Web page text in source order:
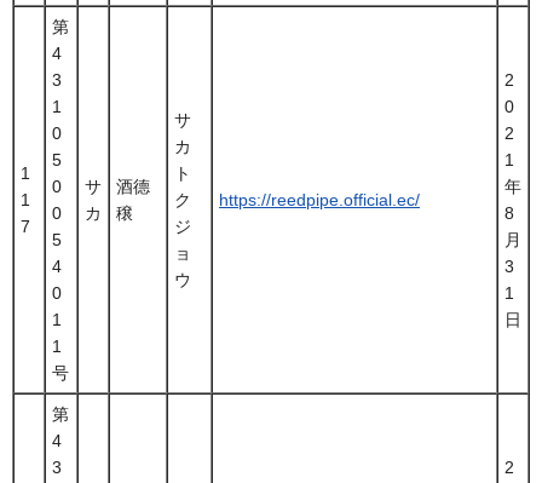
1
1
7
第
4
3
1
0
5
0
0
5
4
0
1
1
号
サ
カ
酒德
穣
サ
カ
ト
ク
ジ
ョ
ウ
https://reedpipe.official.ec/
2
0
2
1
年
8
月
3
1
日
第
4
3
2